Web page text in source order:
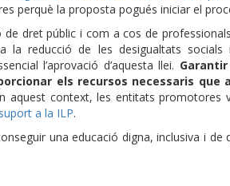
perquè la proposta pogués iniciar el
de dret públic i com a cos de
la reducció de les desigualtats
l’aprovació d’aquesta llei.
els recursos necessaris que
aquest context, les entitats promotores
a la ILP.
una educació digna, inclusiva i